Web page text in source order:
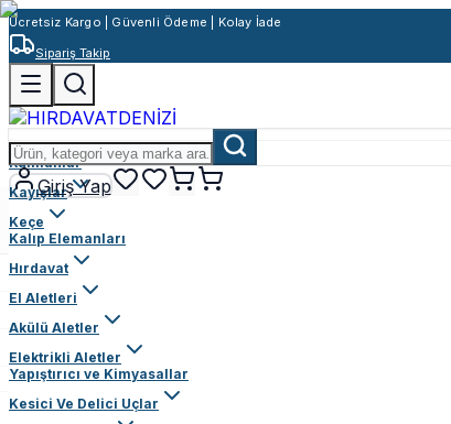
Ücretsiz Kargo | Güvenli Ödeme | Kolay İade
Sipariş Takip
Giriş Yap
Rulmanlar
Kayışlar
Keçe
Kalıp Elemanları
Hırdavat
El Aletleri
Akülü Aletler
Elektrikli Aletler
Yapıştırıcı ve Kimyasallar
Kesici Ve Delici Uçlar